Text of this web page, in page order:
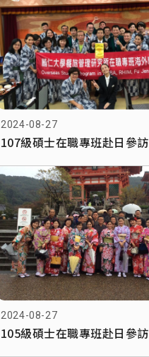
2024-08-27
107級碩士在職專班赴日參訪
2024-08-27
105級碩士在職專班赴日參訪